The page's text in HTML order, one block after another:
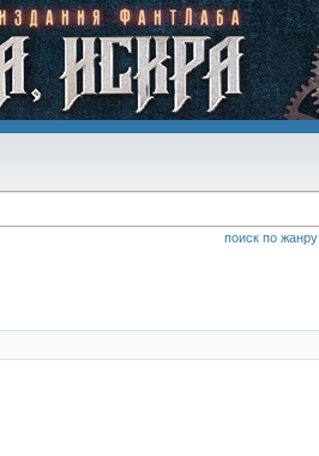
поиск по жанру